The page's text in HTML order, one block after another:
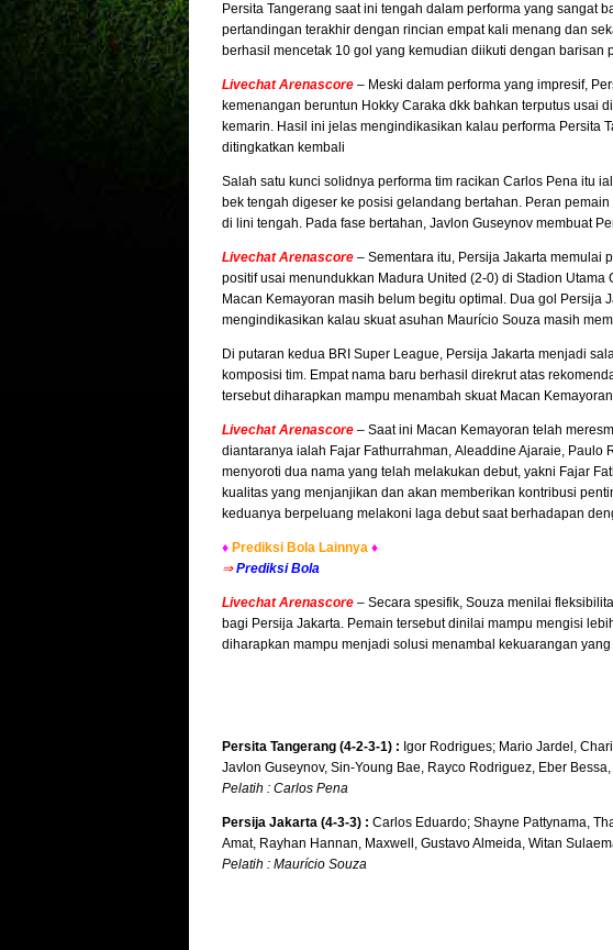
Persita Tangerang saat ini tengah dalam performa yang sangat
pertandingan terakhir dengan rincian empat kali menang dan
berhasil mencetak 10 gol yang kemudian diikuti dengan barisan
Livechat Arenascore – Meski dalam performa yang impresif,
kemenangan beruntun Hokky Caraka dkk bahkan terputus usai
kemarin. Hasil ini jelas mengindikasikan kalau performa Persita
ditingkatkan kembali
Salah satu kunci solidnya performa tim racikan Carlos Pena itu
bek tengah digeser ke posisi gelandang bertahan. Peran
di lini tengah. Pada fase bertahan, Javlon Guseynov membuat
Livechat Arenascore – Sementara itu, Persija Jakarta memulai
positif usai menundukkan Madura United (2-0) di Stadion
Macan Kemayoran masih belum begitu optimal. Dua gol Persija
mengindikasikan kalau skuat asuhan Maurício Souza masih
Di putaran kedua BRI Super League, Persija Jakarta menjadi
komposisi tim. Empat nama baru berhasil direkrut atas
tersebut diharapkan mampu menambah skuat Macan
Livechat Arenascore – Saat ini Macan Kemayoran telah
diantaranya ialah Fajar Fathurrahman, Aleaddine Ajaraie, Paulo
menyoroti dua nama yang telah melakukan debut, yakni Fajar
kualitas yang menjanjikan dan akan memberikan kontribusi
keduanya berpeluang melakoni laga debut saat berhadapan
♦ Prediksi Bola Lainnya ♦
⇒ Prediksi Bola
Livechat Arenascore – Secara spesifik, Souza menilai
bagi Persija Jakarta. Pemain tersebut dinilai mampu mengisi
diharapkan mampu menjadi solusi menambal kekuarangan
Persita Tangerang (4-2-3-1) : Igor Rodrigues; Mario Jardel,
Javlon Guseynov, Sin-Young Bae, Rayco Rodriguez, Eber
Pelatih : Carlos Pena
Persija Jakarta (4-3-3) : Carlos Eduardo; Shayne Pattynama,
Amat, Rayhan Hannan, Maxwell, Gustavo Almeida, Witan
Pelatih : Maurício Souza